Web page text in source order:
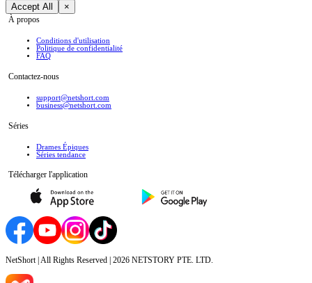
Accept All ×
À propos
Conditions d'utilisation
Politique de confidentialité
FAQ
Contactez-nous
support@netshort.com
business@netshort.com
Séries
Drames Épiques
Séries tendance
Télécharger l'application
NetShort | All Rights Reserved | 2026 NETSTORY PTE. LTD.